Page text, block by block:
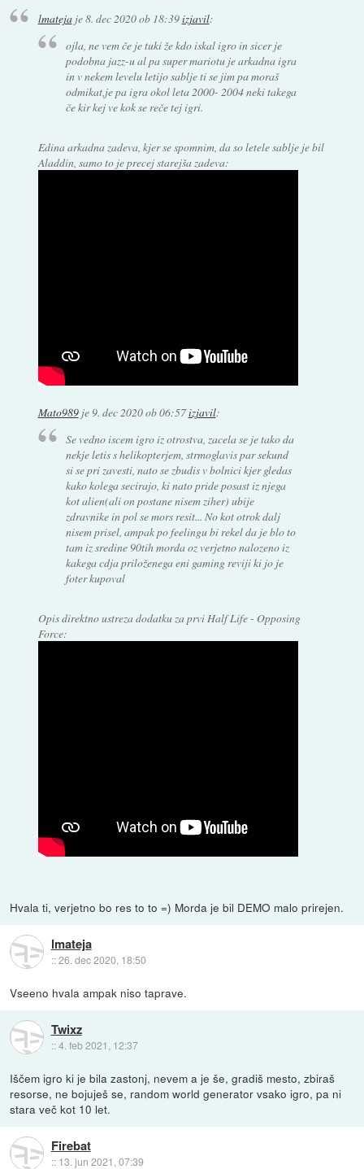
lmatejaje8. dec 2020 ob 18:39izjavil:
ojla, ne vem če je tuki že kdo iskal igro in sicer je
podobna jazz-u al pa super mariotu je arkadna igra
in v nekem levelu letijo sablje ti se jim pa moraš
odmikat,je pa igra okol leta 2000- 2004 neki takega
če kir kej ve kok se reče tej igri.
Edina arkadna zadeva, kjer se spomnim, da so letele sablje je bil
Aladdin, samo to je precej starejša zadeva:
Mato989je9. dec 2020 ob 06:57izjavil:
Se vedno iscem igro iz otrostva, zacela se je tako da
nekje letis s helikopterjem, strmoglavis par sekund
si se pri zavesti, nato se zbudis v bolnici kjer gledas
kako kolega secirajo, ki nato pride posast iz njega
kot alien(ali on postane nisem ziher) ubije
zdravnike in pol se mors resit... No kot otrok dalj
nisem prisel, ampak po feelingu bi rekel da je blo to
tam iz sredine 90tih morda oz verjetno nalozeno iz
kakega cdja priloženega eni gaming reviji ki jo je
foter kupoval
Opis direktno ustreza dodatku za prvi Half Life - Opposing
Force:
Hvala ti, verjetno bo res to to =) Morda je bil DEMO malo prirejen.
lmateja
::26. dec 2020, 18:50
Vseeno hvala ampak niso taprave.
Twixz
::4. feb 2021, 12:37
Iščem igro ki je bila zastonj, nevem a je še, gradiš mesto, zbiraš
resorse, ne bojuješ se, random world generator vsako igro, pa ni
stara več kot 10 let.
Firebat
:: 13. jun 2021, 07:39